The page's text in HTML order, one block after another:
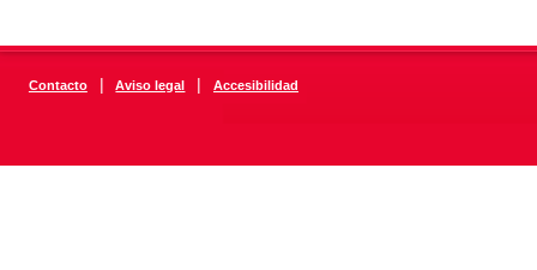
Contacto | Aviso legal | Accesibilidad